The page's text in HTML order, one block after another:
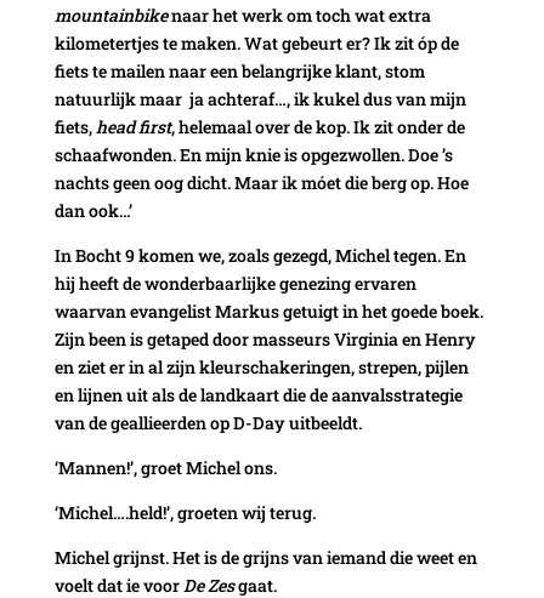
mountainbikenaar het werk om toch wat extra
kilometertjes te maken. Wat gebeurt er? Ik zit óp de
fiets te mailen naar een belangrijke klant, stom
natuurlijk maar ja achteraf…, ik kukel dus van mijn
fiets,head first, helemaal over de kop. Ik zit onder de
schaafwonden. En mijn knie is opgezwollen. Doe ’s
nachts geen oog dicht. Maar ik móet die berg op. Hoe
dan ook…’
In Bocht 9 komen we, zoals gezegd, Michel tegen. En
hij heeft de wonderbaarlijke genezing ervaren
waarvan evangelist Markus getuigt in het goede boek.
Zijn been is getaped door masseurs Virginia en Henry
en ziet er in al zijn kleurschakeringen, strepen, pijlen
en lijnen uit als de landkaart die de aanvalsstrategie
van de geallieerden op D-Day uitbeeldt.
‘Mannen!’, groet Michel ons.
‘Michel….held!’, groeten wij terug.
Michel grijnst. Het is de grijns van iemand die weet en
voelt dat ie voorDe Zesgaat.